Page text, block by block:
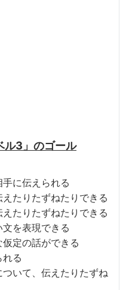
ル3」のゴール
に伝えられる
たりたずねたりできる
たりたずねたりできる
を表現できる
仮定の話ができる
る
いて、伝えたりたずね